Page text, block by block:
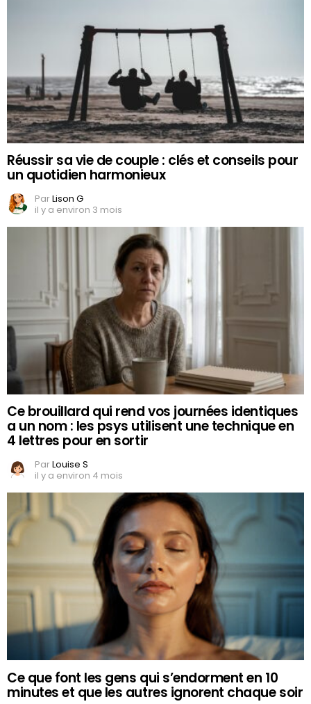
Réussir sa vie de couple : clés et conseils pour
un quotidien harmonieux
ParLison G
il y a environ 3 mois
Ce brouillard qui rend vos journées identiques
a un nom : les psys utilisent une technique en
4 lettres pour en sortir
ParLouise S
il y a environ 4 mois
Ce que font les gens qui s’endorment en 10
minutes et que les autres ignorent chaque soir